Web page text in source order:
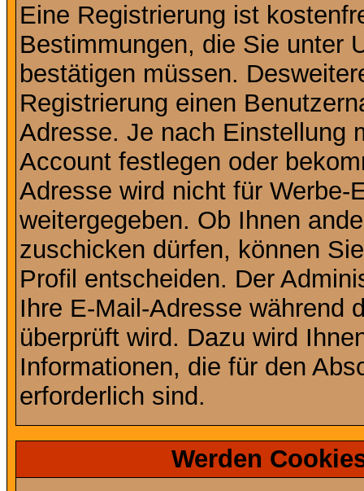
Eine Registrierung ist
Bestimmungen, die Sie unter
bestätigen müssen.
Registrierung einen
Adresse. Je nach Einstellung
Account festlegen oder
Adresse wird nicht für
weitergegeben. Ob Ihnen
zuschicken dürfen, können
Profil entscheiden. Der
Ihre E-Mail-Adresse während
überprüft wird. Dazu wird
Informationen, die für den
erforderlich sind.
Werden